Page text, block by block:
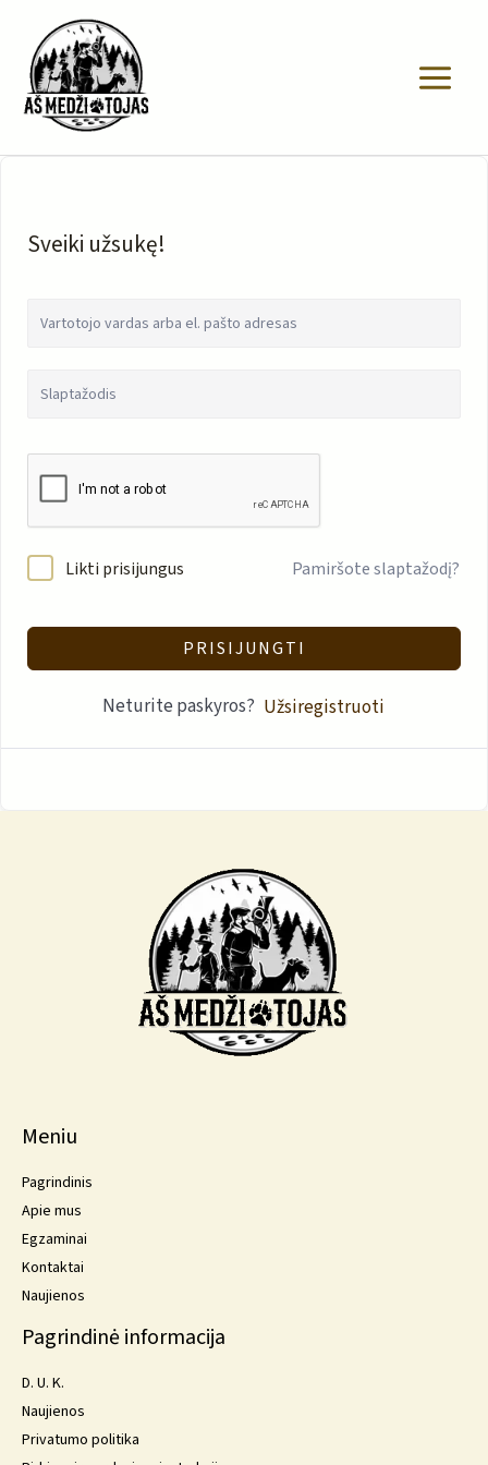
turinio
Sveiki užsukę!
Likti prisijungus Pamiršote slaptažodį?
PRISIJUNGTI
Neturite paskyros? Užsiregistruoti
Meniu
Pagrindinis
Apie mus
Egzaminai
Kontaktai
Naujienos
Pagrindinė informacija
D. U. K.
Naujienos
Privatumo politika